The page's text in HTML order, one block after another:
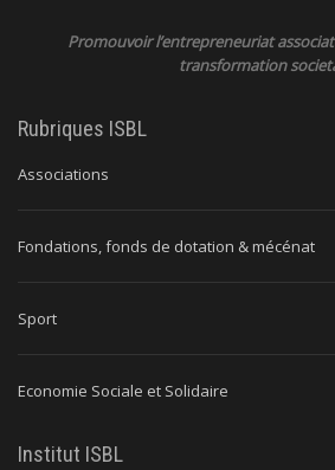
Promouvoir l’entrepreneuriat
transformation
Rubriques ISBL
Associations
Fondations, fonds de dotation & mécénat
Sport
Economie Sociale et Solidaire
Institut ISBL